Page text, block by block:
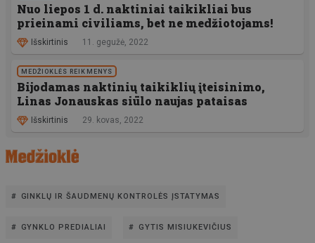
Nuo liepos 1 d. naktiniai taikikliai bus
prieinami civiliams, bet ne medžiotojams!
Išskirtinis 11. gegužė, 2022
MEDŽIOKLĖS REIKMENYS
Bijodamas naktinių taikiklių įteisinimo,
Linas Jonauskas siūlo naujas pataisas
Išskirtinis 29. kovas, 2022
GINKLŲ IR ŠAUDMENŲ KONTROLĖS ĮSTATYMAS
GYNKLO PREDIALIAI GYTIS MISIUKEVIČIUS